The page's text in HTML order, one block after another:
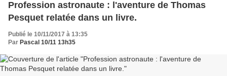
Profession astronaute : l'aventure de Thomas
Pesquet relatée dans un livre.
Publié le 10/11/2017 à 13:35
Par Pascal 10/11 13h35